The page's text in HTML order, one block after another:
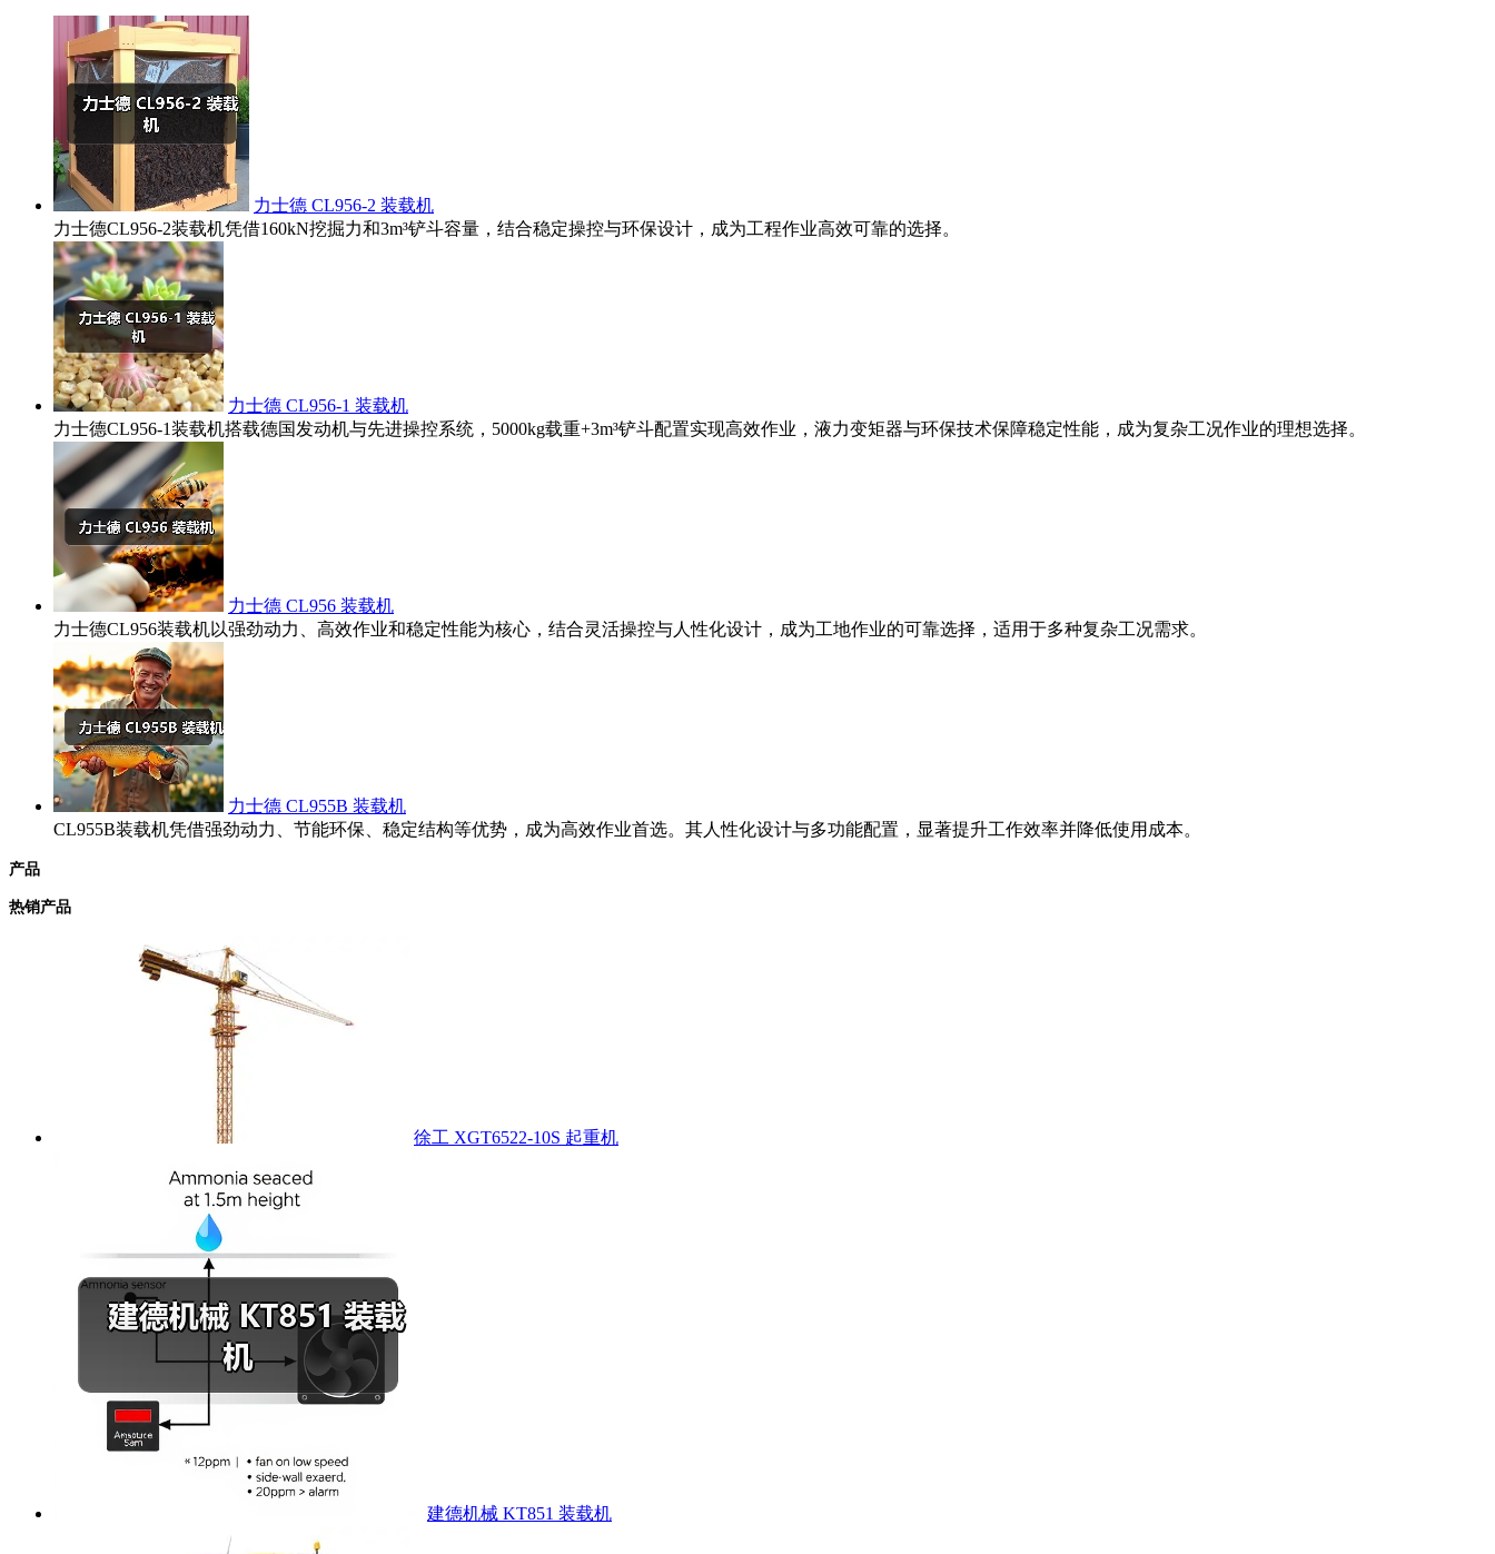
力士德 CL956-2 装载机
力士德CL956-2装载机凭借160kN挖掘力和3m³铲斗容量，结合稳定操控与环保设计，成为工程作业高效可靠的选择。
力士德 CL956-1 装载机
力士德CL956-1装载机搭载德国发动机与先进操控系统，5000kg载重+3m³铲斗配置实现高效作业，液力变矩器与环保技术保障稳定性能，成为复杂工况作业的理想选择。
力士德 CL956 装载机
力士德CL956装载机以强劲动力、高效作业和稳定性能为核心，结合灵活操控与人性化设计，成为工地作业的可靠选择，适用于多种复杂工况需求。
力士德 CL955B 装载机
CL955B装载机凭借强劲动力、节能环保、稳定结构等优势，成为高效作业首选。其人性化设计与多功能配置，显著提升工作效率并降低使用成本。
产品
热销产品
徐工 XGT6522-10S 起重机
建德机械 KT851 装载机